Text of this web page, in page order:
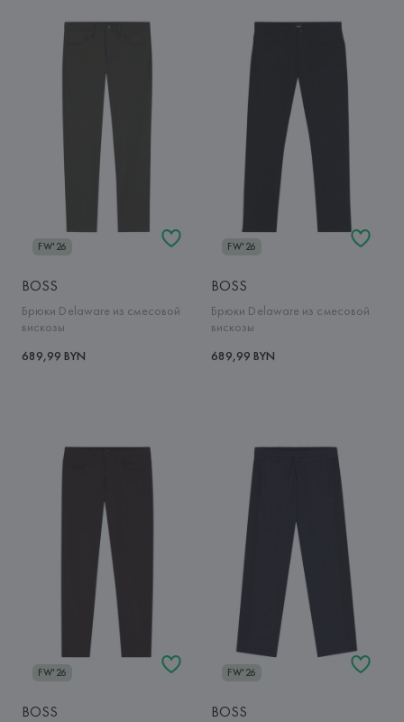
FW'26
BOSS
Брюки Delaware из смесовой
вискозы
689,99 BYN
FW'26
BOSS
Брюки Delaware из смесовой
вискозы
689,99 BYN
FW'26
BOSS
FW'26
BOSS